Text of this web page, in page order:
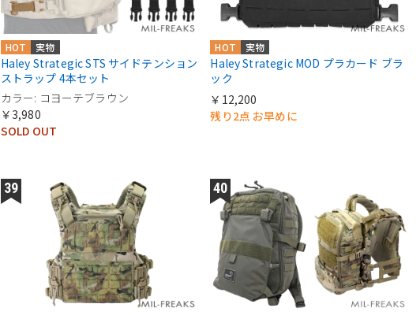
実物
HOT
Haley Strategic STS サイドテンション
ストラップ 4本セット
カラー: コヨーテブラウン
￥3,980
SOLD OUT
実物
HOT
Haley Strategic MOD プラカード ブラ
ック
￥12,200
残り2点 お早めに